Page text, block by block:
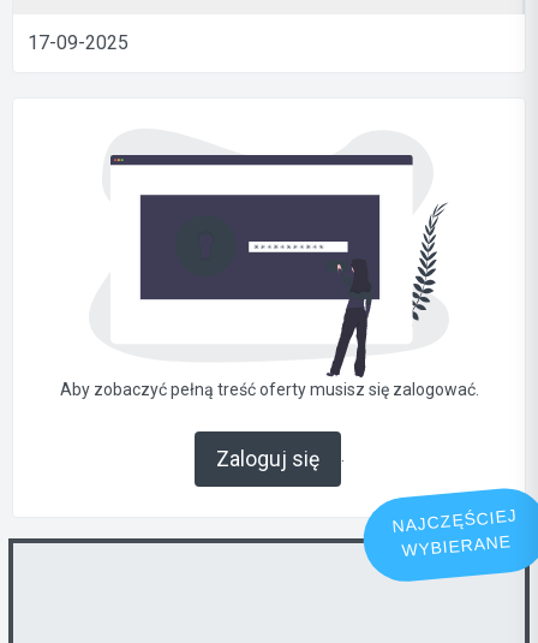
17-09-2025
Aby zobaczyć pełną treść oferty musisz się zalogować.
Zaloguj się .
NAJCZĘŚCIEJ
WYBIERANE